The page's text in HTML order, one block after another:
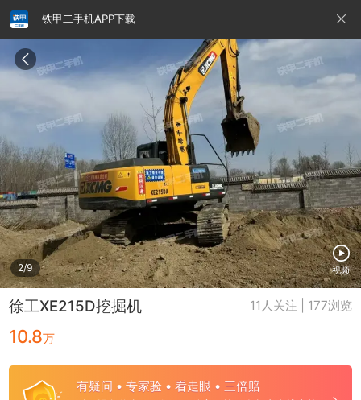
铁甲二手机APP下载
2/9 视频
徐工XE215D挖掘机 11人关注 | 177浏览
10.8万
有疑问 • 专家验 • 看走眼 • 三倍赔
请输入手机号
交
即
表
示
您
同
意
《隐
私
政
策》
铁甲龙总部 4000099032 认证经纪人